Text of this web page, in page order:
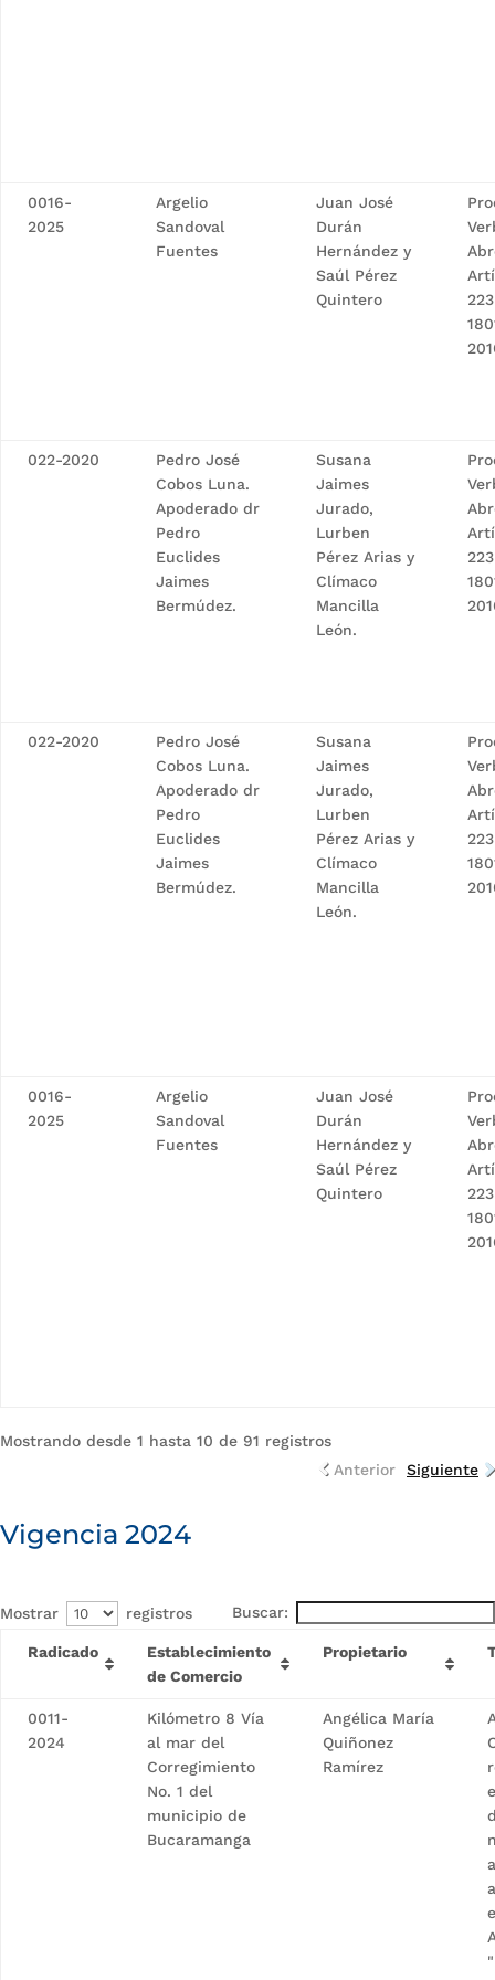
0016-
2025
Argelio
Sandoval
Fuentes
Juan José
Durán
Hernández y
Saúl Pérez
Quintero
022-2020
Pedro José
Cobos Luna.
Apoderado dr
Pedro
Euclides
Jaimes
Bermúdez.
Susana
Jaimes
Jurado,
Lurben
Pérez Arias y
Clímaco
Mancilla
León.
022-2020
Pedro José
Cobos Luna.
Apoderado dr
Pedro
Euclides
Jaimes
Bermúdez.
Susana
Jaimes
Jurado,
Lurben
Pérez Arias y
Clímaco
Mancilla
León.
0016-
2025
Argelio
Sandoval
Fuentes
Juan José
Durán
Hernández y
Saúl Pérez
Quintero
Mostrando desde 1 hasta 10 de 91 registros
Anterior
Siguiente
Vigencia 2024
Mostrar registros Buscar:
Radicado
Establecimiento
de Comercio
Propietario
0011-
2024
Kilómetro 8 Vía
al mar del
Corregimiento
No. 1 del
municipio de
Bucaramanga
Angélica María
Quiñonez
Ramírez